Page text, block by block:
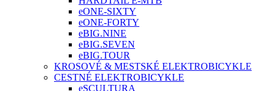
eONE-SIXTY
eONE-FORTY
eBIG.NINE
eBIG.SEVEN
eBIG.TOUR
KROSOVÉ & MESTSKÉ ELEKTROBICYKLE
CESTNÉ ELEKTROBICYKLE
eSCULTURA